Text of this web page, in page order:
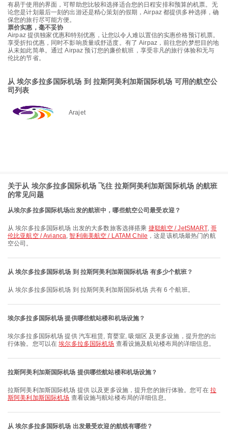
有易于使用的界面，可帮助您比较和选择适合您的日程安排和预算的机票。无
论您是计划最后一刻的出游还是精心策划的假期，Airpaz 都提供多种选择，确
保您的旅行尽可能方便。
票价实惠，毫不妥协
Airpaz 提供独家优惠和特别优惠，让您以令人难以置信的实惠价格预订机票。
享受折扣优惠，同时不影响质量或舒适度。有了 Airpaz，前往您的梦想目的地
从未如此简单。通过 Airpaz 预订您的廉价航班，享受非凡的旅行体验和无与
伦比的节省。
从 埃尔多拉多国际机场 到 拉斯阿美利加斯国际机场 可用的航空公
司列表
Arajet
关于从 埃尔多拉多国际机场 飞往 拉斯阿美利加斯国际机场 的航班
的常见问题
从埃尔多拉多国际机场出发的航班中，哪些航空公司最受欢迎？
从 埃尔多拉多国际机场 出发的大多数旅客选择搭乘 捷聪航空 / JetSMART, 哥
伦比亚航空 / Avianca,智利南美航空 / LATAM Chile ，这是该机场最热门的航
空公司。
从 埃尔多拉多国际机场 到 拉斯阿美利加斯国际机场 有多少个航班？
从 埃尔多拉多国际机场 到 拉斯阿美利加斯国际机场 共有 6 个航班。
埃尔多拉多国际机场 提供哪些航站楼和机场设施？
埃尔多拉多国际机场 提供 汽车租赁, 育婴室, 吸烟区 及更多设施，提升您的出
行体验。您可以在埃尔多拉多国际机场 查看设施及航站楼布局的详细信息。
拉斯阿美利加斯国际机场 提供哪些航站楼和机场设施？
拉斯阿美利加斯国际机场 提供 以及更多设施，提升您的旅行体验。您可在 拉
斯阿美利加斯国际机场 查看设施与航站楼布局的详细信息。
从 埃尔多拉多国际机场 出发最受欢迎的航线有哪些？